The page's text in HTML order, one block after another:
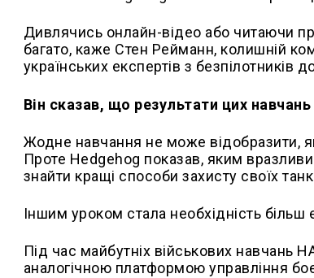
Дивлячись онлайн-відео або читаючи
багато, каже Стен Рейманн, колишній
українських експертів з безпілотників
Він сказав, що результати цих
Жодне навчання не може відобразити,
Проте Hedgehog показав, яким
знайти кращі способи захисту своїх
Іншим уроком стала необхідність більш
Під час майбутніх військових навчань
аналогічною платформою управління